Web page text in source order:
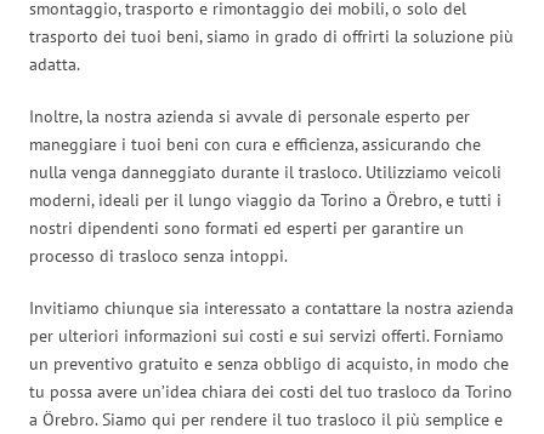
smontaggio, trasporto e rimontaggio dei mobili, o solo del
trasporto dei tuoi beni, siamo in grado di offrirti la soluzione più
adatta.
Inoltre, la nostra azienda si avvale di personale esperto per
maneggiare i tuoi beni con cura e efficienza, assicurando che
nulla venga danneggiato durante il trasloco. Utilizziamo veicoli
moderni, ideali per il lungo viaggio da Torino a Örebro, e tutti i
nostri dipendenti sono formati ed esperti per garantire un
processo di trasloco senza intoppi.
Invitiamo chiunque sia interessato a contattare la nostra azienda
per ulteriori informazioni sui costi e sui servizi offerti. Forniamo
un preventivo gratuito e senza obbligo di acquisto, in modo che
tu possa avere un’idea chiara dei costi del tuo trasloco da Torino
a Örebro. Siamo qui per rendere il tuo trasloco il più semplice e